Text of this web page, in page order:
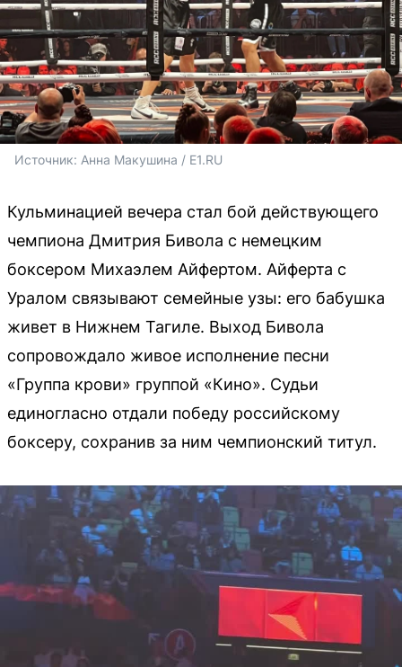
Источник: Анна Макушина / E1.RU
Кульминацией вечера стал бой действующего
чемпиона Дмитрия Бивола с немецким
боксером Михаэлем Айфертом. Айферта с
Уралом связывают семейные узы: его бабушка
живет в Нижнем Тагиле. Выход Бивола
сопровождало живое исполнение песни
«Группа крови» группой «Кино». Судьи
единогласно отдали победу российскому
боксеру, сохранив за ним чемпионский титул.